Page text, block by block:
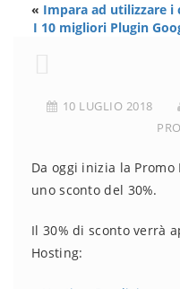
« Impara ad utilizzare i
I 10 migliori Plugin
10 LUGLIO 2018
Da oggi inizia la Promo
uno sconto del 30%.
Il 30% di sconto verrà
Hosting: